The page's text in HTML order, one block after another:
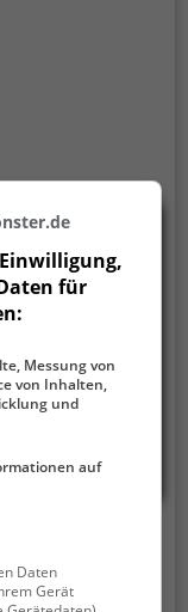
oder zum
und sonnigen
für
Messung von
von Inhalten,
und
auf
Daten
Gerät